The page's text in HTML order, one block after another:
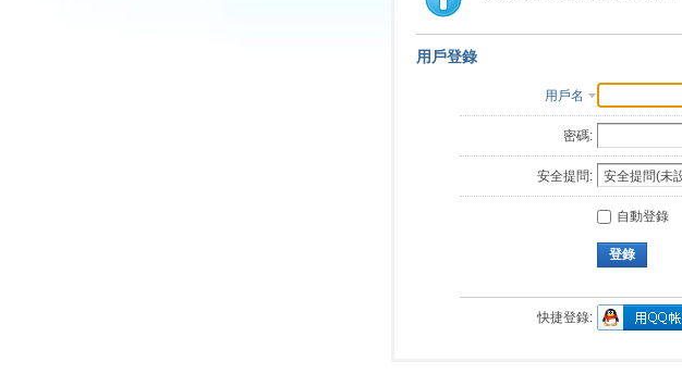
用戶登錄
用戶名
密碼:
安全提問:
自動登錄
登錄
快捷登錄: